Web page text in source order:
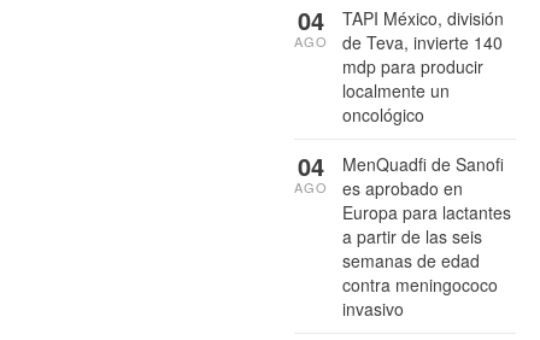
TAPI México, división
de Teva, invierte 140
mdp para producir
localmente un
oncológico
04
AGO
MenQuadfi de Sanofi
es aprobado en
Europa para lactantes
a partir de las seis
semanas de edad
contra meningococo
invasivo
04
AGO